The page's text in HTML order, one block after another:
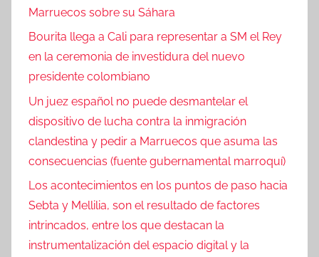
Marruecos sobre su Sáhara
Bourita llega a Cali para representar a SM el Rey
en la ceremonia de investidura del nuevo
presidente colombiano
Un juez español no puede desmantelar el
dispositivo de lucha contra la inmigración
clandestina y pedir a Marruecos que asuma las
consecuencias (fuente gubernamental marroquí)
Los acontecimientos en los puntos de paso hacia
Sebta y Mellilia, son el resultado de factores
intrincados, entre los que destacan la
instrumentalización del espacio digital y la